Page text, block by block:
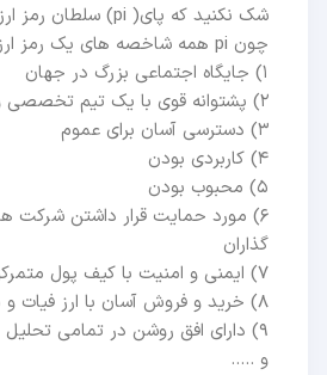
شک نکنید که پای( pi) سلطان رمز ارز هاست
چون pi همه شاخصه های یک رمز ارز قوی رو داره؛
۱) جایگاه اجتماعی بزرگ در جهان
۲) پشتوانه قوی با یک تیم تخصصی و معتبر
۳) دسترسی آسان برای عموم
۴) کاربردی بودن
۵) محبوب بودن
۶) مورد حمایت قرار داشتن شرکت
گذاران
۷) ایمنی و امنیت با کیف پول متمرکز و اختصاصی
۸) خرید و فروش آسان با ارز فیات و دیگر توکن‌ها
۹) دارای افق روشن در تمامی تحلیل ها
و …..